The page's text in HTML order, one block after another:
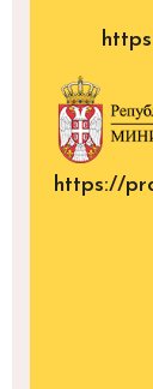
https://